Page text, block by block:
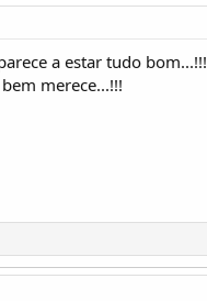
a estar tudo bom...!!!
merece...!!!